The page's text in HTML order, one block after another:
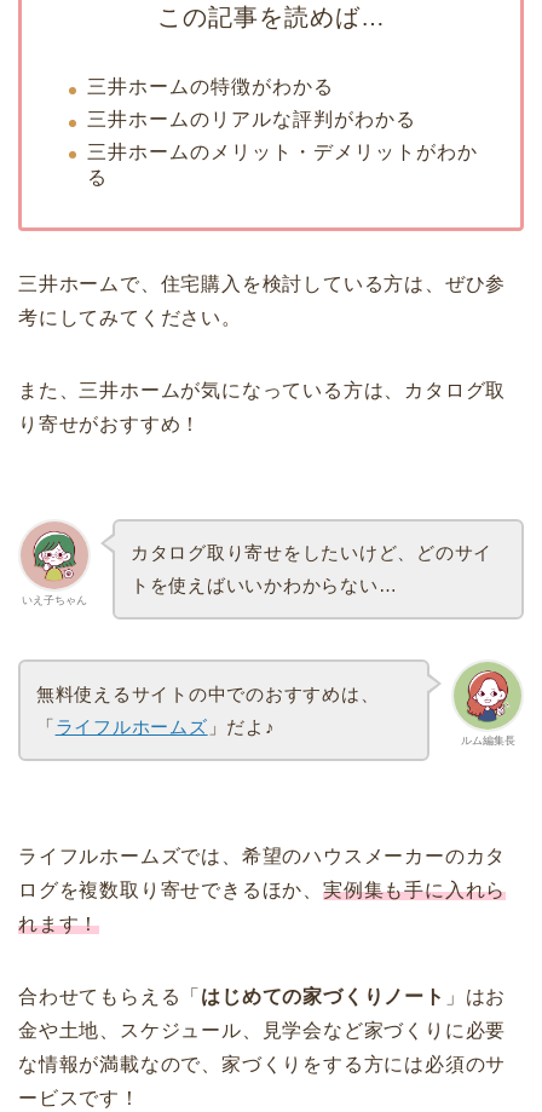
この記事を読めば…
三井ホームの特徴がわかる
三井ホームのリアルな評判がわかる
三井ホームのメリット・デメリットがわか
る
三井ホームで、住宅購入を検討している方は、ぜひ参
考にしてみてください。
また、三井ホームが気になっている方は、カタログ取
り寄せがおすすめ！
いえ子ちゃん
カタログ取り寄せをしたいけど、どのサイ
トを使えばいいかわからない…
ルム編集長
無料使えるサイトの中でのおすすめは、
「ライフルホームズ 」だよ♪
ライフルホームズでは、希望のハウスメーカーのカタ
ログを複数取り寄せできるほか、 実例集も手に入れら
れます！
合わせてもらえる「 はじめての家づくりノート 」はお
金や土地、スケジュール、見学会など家づくりに必要
な情報が満載なので、家づくりをする方には必須のサ
ービスです！